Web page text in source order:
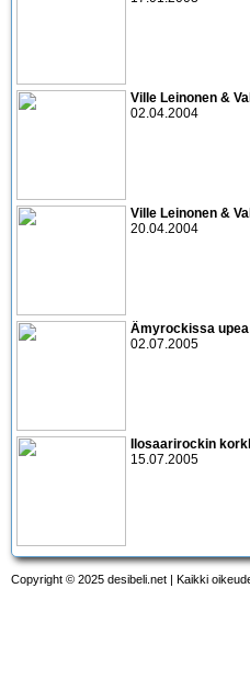
Ville Leinonen &
02.04.2004
Ville Leinonen &
20.04.2004
Ämyrockissa
02.07.2005
Ilosaarirockin
15.07.2005
Copyright © 2025 desibeli.net | Kaikki